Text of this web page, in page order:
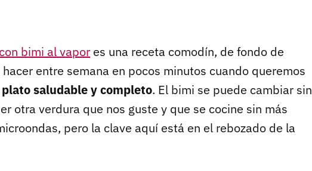
bimi al vapor es una receta comodín, de fondo de
entre semana en pocos minutos cuando queremos
plato saludable y completo. El bimi se puede cambiar sin
otra verdura que nos guste y que se cocine sin más
pero la clave aquí está en el rebozado de la